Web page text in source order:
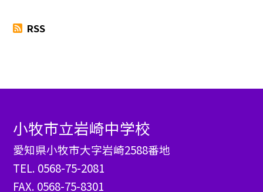
RSS
小牧市立岩崎中学校
愛知県小牧市大字岩崎2588番地
TEL. 0568-75-2081
FAX. 0568-75-8301